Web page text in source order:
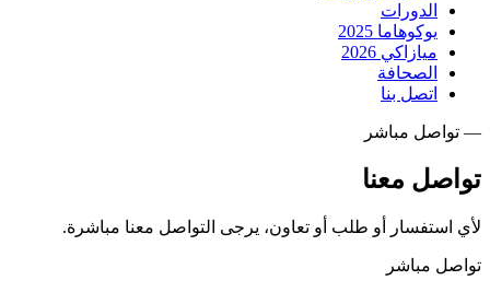
الدورات
يوكوهاما 2025
ميازاكي 2026
الصحافة
اتصل بنا
— تواصل مباشر
تواصل معنا
لأي استفسار أو طلب أو تعاون، يرجى التواصل معنا مباشرة.
تواصل مباشر